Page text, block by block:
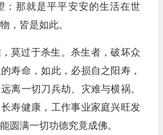
：那就是平平安安的生活在世
，皆是如此。
莫过于杀生。杀生者，破坏众
寿命，如此，必损自之阳寿，
离一切刀兵劫、灾难与横祸。
寿健康，工作事业家庭兴旺发
圆满一切功德究竟成佛。